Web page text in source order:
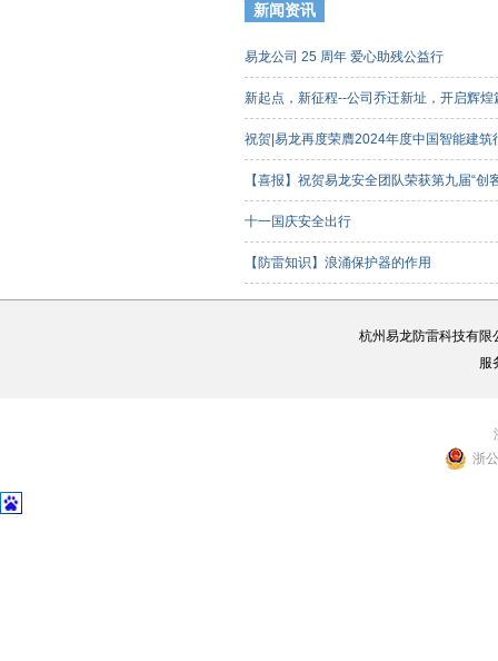
新闻资讯
易龙公司 25 周年 爱心助残公益行
新起点，新征程--公司乔迁新址，开启辉
祝贺|易龙再度荣膺2024年度中国智能建
【喜报】祝贺易龙安全团队荣获第九届“
十一国庆安全出行
【防雷知识】浪涌保护器的作用
杭州易龙防雷科技有限
服
浙